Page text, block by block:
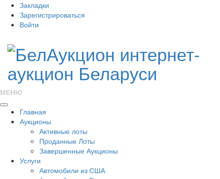
Закладки
Зарегистрироваться
Войти
МЕНЮ
Главная
Аукционы
Активные лоты
Проданные Лоты
Завершенные Аукционы
Услуги
Автомобили из США